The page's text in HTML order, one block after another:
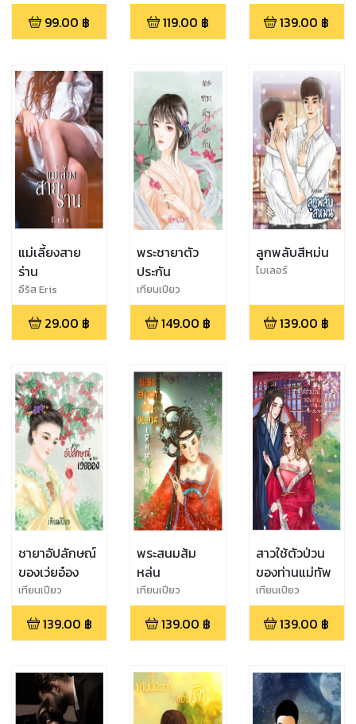
99.00 ฿ 119.00 ฿ 139.00 ฿
แม่เลี้ยงสาย
ร่าน
อีริส Eris
29.00 ฿
พระชายาตัว
ประกัน
เทียนเปียว
149.00 ฿
ลูกพลับสีหม่น
ไมเลอร์
139.00 ฿
ชายาอัปลักษณ์
ของเว่ยอ๋อง
เทียนเปียว
139.00 ฿
พระสนมส้ม
หล่น
เทียนเปียว
139.00 ฿
สาวใช้ตัวป่วน
ของท่านแม่ทัพ
เทียนเปียว
139.00 ฿